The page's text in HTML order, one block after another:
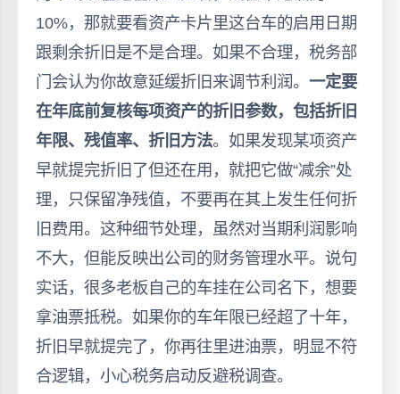
10%，那就要看资产卡片里这台车的启用日期
跟剩余折旧是不是合理。如果不合理，税务部
门会认为你故意延缓折旧来调节利润。 一定要
在年底前复核每项资产的折旧参数，包括折旧
年限、残值率、折旧方法。如果发现某项资产
早就提完折旧了但还在用，就把它做“减余”处
理，只保留净残值，不要再在其上发生任何折
旧费用。这种细节处理，虽然对当期利润影响
不大，但能反映出公司的财务管理水平。说句
实话，很多老板自己的车挂在公司名下，想要
拿油票抵税。如果你的车年限已经超了十年，
折旧早就提完了，你再往里进油票，明显不符
合逻辑，小心税务启动反避税调查。